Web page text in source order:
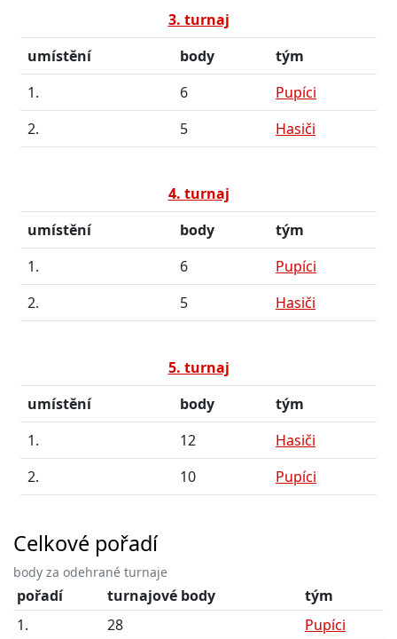
3. turnaj
umístění
body
tým
1.
6
Pupíci
2.
5 Hasiči
4. turnaj
umístění
body
tým
1.
6
Pupíci
2.
5 Hasiči
5. turnaj
umístění
body
tým
1.
12
Hasiči
2.
10 Pupíci
Celkové pořadí
body za odehrané turnaje
pořadí turnajové body
tým
1.
28
Pupíci